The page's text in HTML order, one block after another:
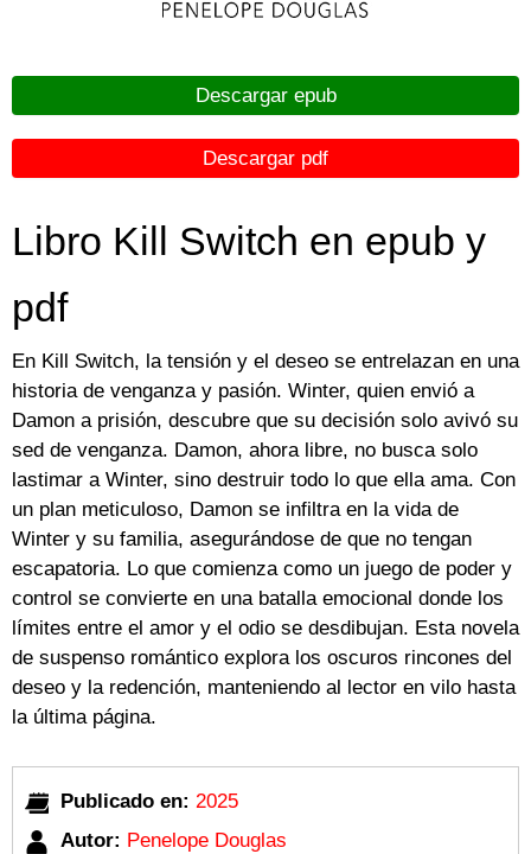
Descargar epub
Descargar pdf
Libro Kill Switch en epub y
pdf
En Kill Switch, la tensión y el deseo se entrelazan en una
historia de venganza y pasión. Winter, quien envió a
Damon a prisión, descubre que su decisión solo avivó su
sed de venganza. Damon, ahora libre, no busca solo
lastimar a Winter, sino destruir todo lo que ella ama. Con
un plan meticuloso, Damon se infiltra en la vida de
Winter y su familia, asegurándose de que no tengan
escapatoria. Lo que comienza como un juego de poder y
control se convierte en una batalla emocional donde los
límites entre el amor y el odio se desdibujan. Esta novela
de suspenso romántico explora los oscuros rincones del
deseo y la redención, manteniendo al lector en vilo hasta
la última página.
Publicado en: 2025
Autor: Penelope Douglas